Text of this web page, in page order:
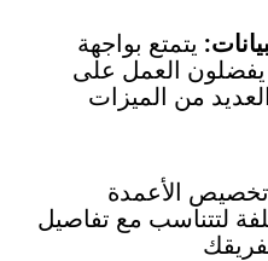
يتمتع بواجهة
يفضلون العمل على
من الميزات
الأعمدة
لتتناسب مع تفاصيل